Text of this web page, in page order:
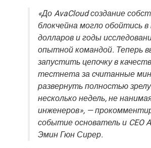
«До AvaCloud создание
блокчейна могло обойтись
долларов и годы
опытной командой. Теперь
запустить цепочку в
тестнета за считанные
развернуть полностью
несколько недель, не
инженеров», —
событие основатель и CEO
Эмин Гюн Сирер.